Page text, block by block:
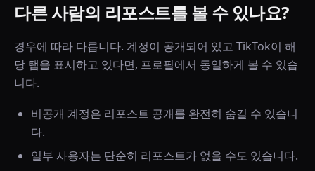
다른 사람의 리포스트를 볼 수 있나요?
경우에 따라 다릅니다. 계정이 공개되어 있고 TikTok이 해
당 탭을 표시하고 있다면, 프로필에서 동일하게 볼 수 있습
니다.
비공개 계정은 리포스트 공개를 완전히 숨길 수 있습니
다.
일부 사용자는 단순히 리포스트가 없을 수도 있습니다.